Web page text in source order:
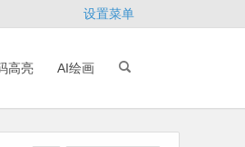
设置菜单
高亮 AI绘画